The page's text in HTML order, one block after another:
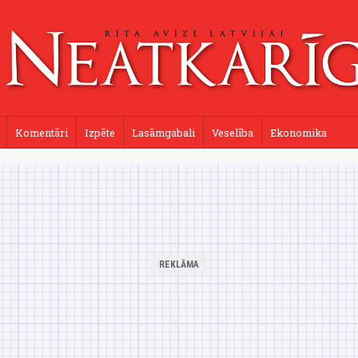
Komentāri Izpēte Lasāmgabali Veselība Ekonomika